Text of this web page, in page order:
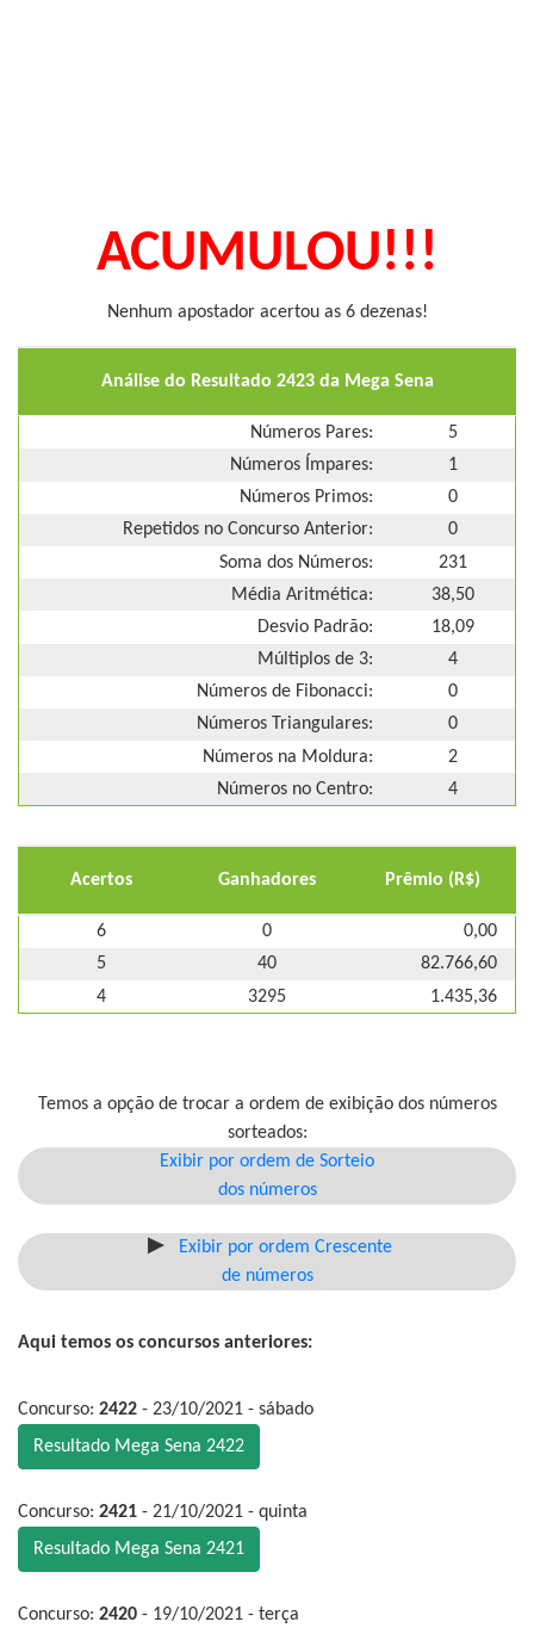
ACUMULOU!!!
Nenhum apostador acertou as 6 dezenas!
Análise do Resultado 2423 da Mega Sena
Números Pares:
5
Números Ímpares:
1
Números Primos:
0
Repetidos no Concurso Anterior:
0
Soma dos Números:
231
Média Aritmética:
38,50
Desvio Padrão:
18,09
Múltiplos de 3:
4
Números de Fibonacci:
0
Números Triangulares:
0
Números na Moldura:
2
Números no Centro:
4
Acertos Ganhadores Prêmio (R$)
6 0
0,00
5
40
82.766,60
4
3295 1.435,36
Temos a opção de trocar a ordem de exibição dos números
sorteados:
Exibir por ordem de Sorteio
dos números
Exibir por ordem Crescente
de números
Aqui temos os concursos anteriores:
Concurso: 2422 - 23/10/2021 - sábado
Resultado Mega Sena 2422
Concurso: 2421 - 21/10/2021 - quinta
Resultado Mega Sena 2421
Concurso: 2420 - 19/10/2021 - terça